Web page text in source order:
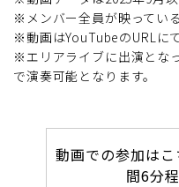
※メンバー全員が映ってい
※動画はYouTubeのURLに
※エリアライブに出演とな
で演奏可能となります。
動画での参加は
間6分